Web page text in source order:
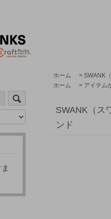
ホーム > SWANK
ホーム
> アイテム
SWANK（ス
ンド